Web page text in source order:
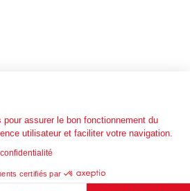
assurer le bon fonctionnement du
utilisateur et faciliter votre navigation.
certifiés par